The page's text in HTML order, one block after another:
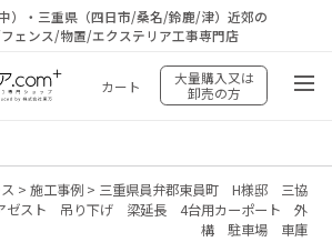
）・三重県（四日市/桑名/鈴鹿/津）近郊の
ェンス/物置/エクステリア工事専門店
カート
大量購入又は
卸売の方
> 施工事例> 三重県員弁郡東員町 H様邸 三協
ゼスト 吊り下げ 梁延長 4台用カーポート 外
構 駐車場 車庫